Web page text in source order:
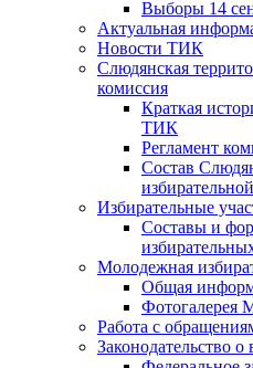
Выборы 14
Актуальная
Новости ТИК
Слюдянская
комиссия
Краткая
ТИК
Регламент
Состав
Избирательные
Составы и
Молодежная
Общая
Фотогалерея
Работа с
Законодательство